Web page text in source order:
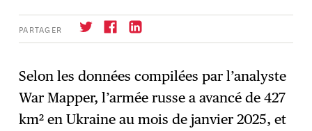
PARTAGER
→ S'abonner
Selon les données compilées par l’analyste
War Mapper, l’armée russe a avancé de 427
km² en Ukraine au mois de janvier 2025, et